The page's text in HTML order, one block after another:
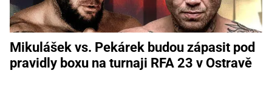
Mikulášek vs. Pekárek budou zápasit pod
pravidly boxu na turnaji RFA 23 v Ostravě